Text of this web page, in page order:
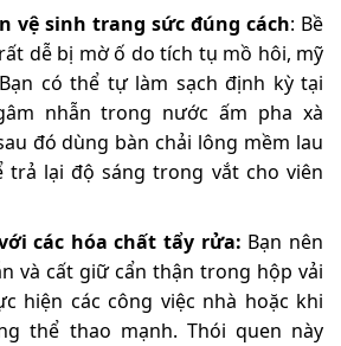
vệ sinh trang sức đúng cách: Bề
dễ bị mờ ố do tích tụ mồ hôi, mỹ
có thể tự làm sạch định kỳ tại
nhẫn trong nước ấm pha xà
đó dùng bàn chải lông mềm lau
trả lại độ sáng trong vắt cho viên
các hóa chất tẩy rửa: Bạn nên
và cất giữ cẩn thận trong hộp vải
hiện các công việc nhà hoặc khi
thể thao mạnh. Thói quen này